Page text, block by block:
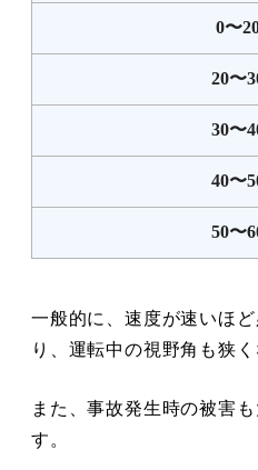
0〜
20〜
30〜
40〜
50〜
一般的に、速度が速いほ
り、運転中の視野角も狭く
また、事故発生時の被害
す。